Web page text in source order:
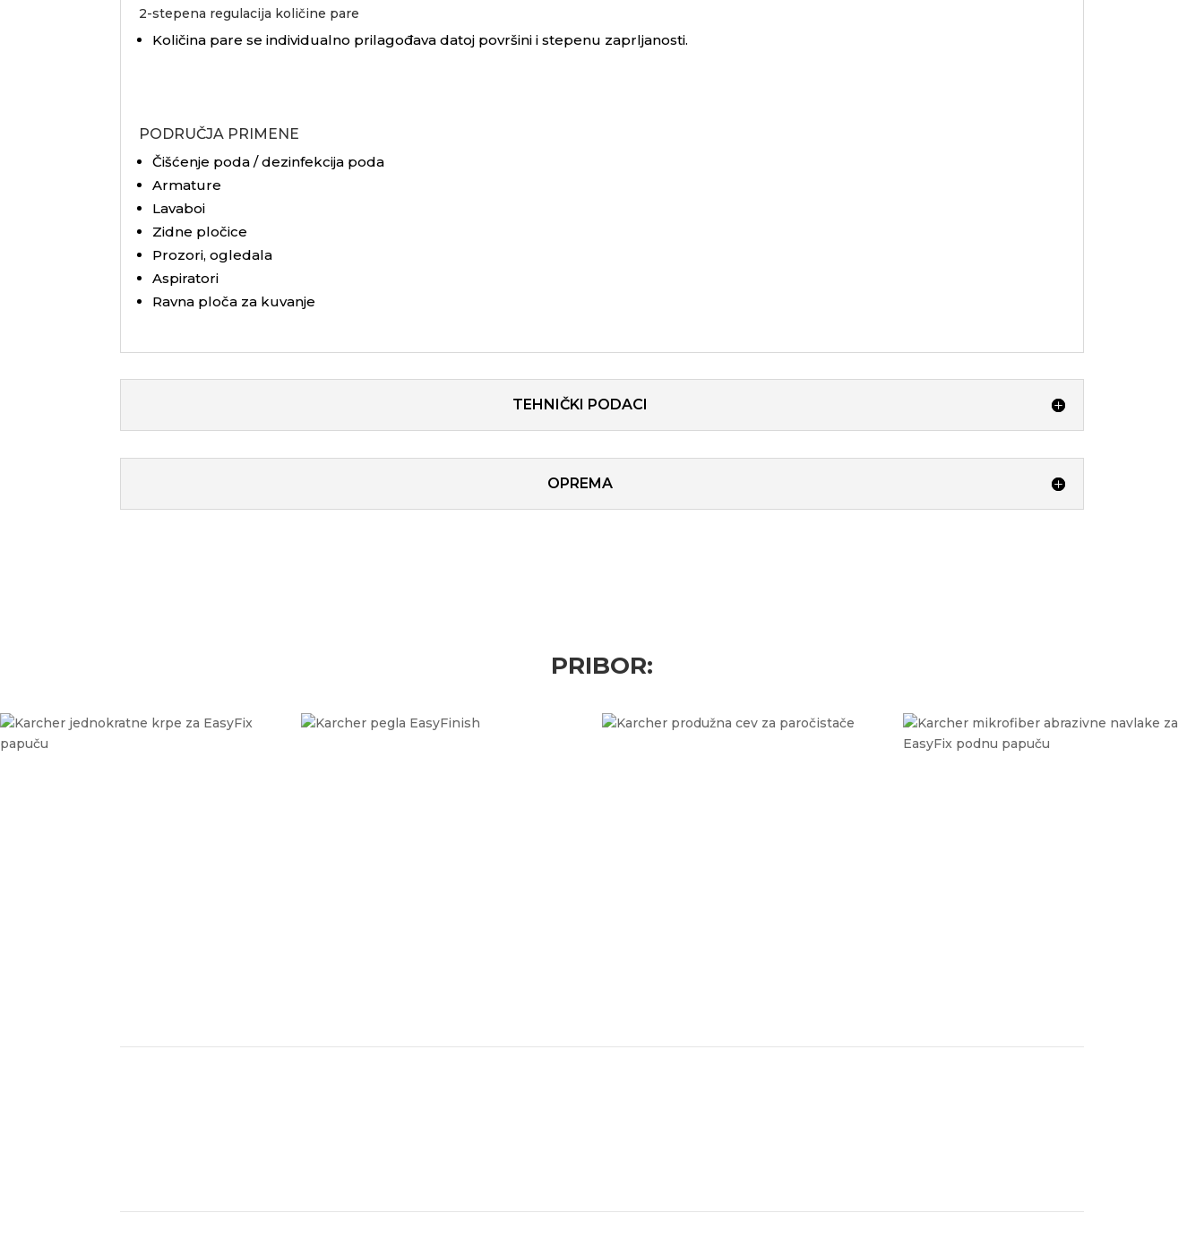
2-stepena regulacija količine pare
Količina pare se individualno prilagođava datoj površini i stepenu zaprljanosti.
PODRUČJA PRIMENE
Čišćenje poda / dezinfekcija poda
Armature
Lavaboi
Zidne pločice
Prozori, ogledala
Aspiratori
Ravna ploča za kuvanje
TEHNIČKI PODACI
OPREMA
PRIBOR: